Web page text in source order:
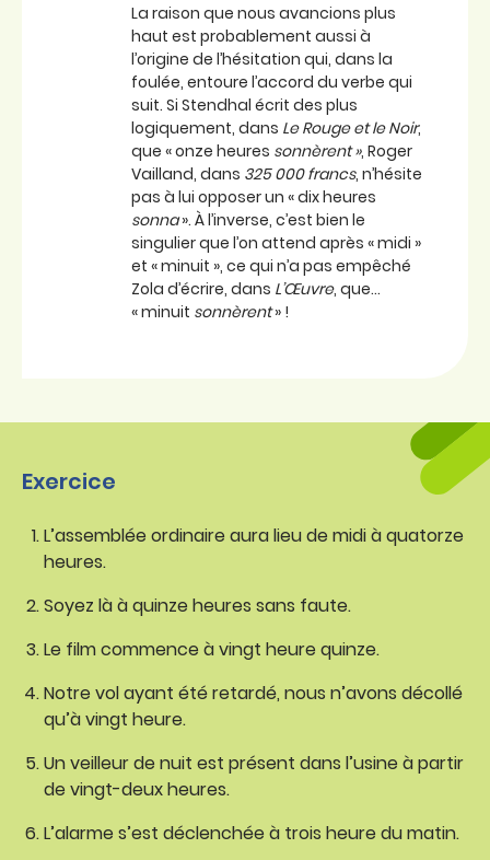
La raison que nous avancions plus
haut est probablement aussi à
l’origine de l’hésitation qui, dans la
foulée, entoure l’accord du verbe qui
suit. Si Stendhal écrit des plus
logiquement, dans Le Rouge et le Noir,
que « onze heures sonnèrent », Roger
Vailland, dans 325 000 francs, n’hésite
pas à lui opposer un « dix heures
sonna». À l’inverse, c’est bien le
singulier que l’on attend après « midi »
et « minuit », ce qui n’a pas empêché
Zola d’écrire, dans L’Œuvre, que…
« minuit sonnèrent» !
Exercice
L’assemblée ordinaire aura lieu de midi à quatorze
heures.
Soyez là à quinze heures sans faute.
Le film commence à vingt heure quinze.
Notre vol ayant été retardé, nous n’avons décollé
qu’à vingt heure.
Un veilleur de nuit est présent dans l’usine à partir
de vingt-deux heures.
L’alarme s’est déclenchée à trois heure du matin.